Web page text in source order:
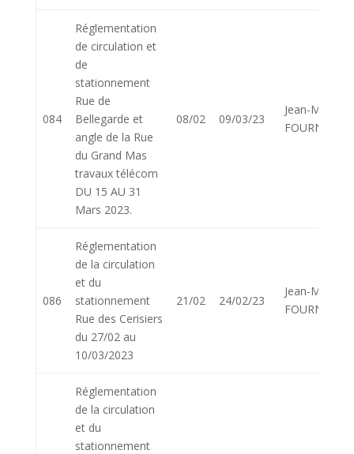
084
Réglementation
de circulation et
de
stationnement
Rue de
Bellegarde et
angle de la Rue
du Grand Mas
travaux télécom
DU 15 AU 31
Mars 2023.
08/02 09/03/23
Jean-Marie
FOURNIER
086
Réglementation
de la circulation
et du
stationnement
Rue des Cerisiers
du 27/02 au
10/03/2023
21/02 24/02/23
Jean-Marie
FOURNIER
Réglementation
de la circulation
et du
stationnement